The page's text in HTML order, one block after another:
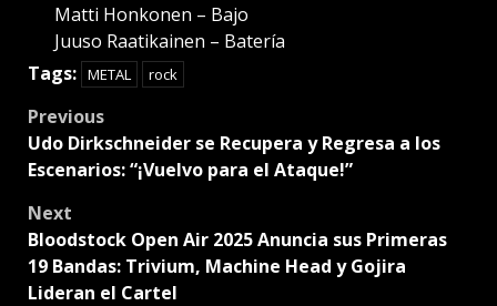
Matti Honkonen – Bajo
Juuso Raatikainen – Batería
Tags: METAL rock
Post
navigation
Previous
Udo Dirkschneider se Recupera y Regresa a los
Escenarios: “¡Vuelvo para el Ataque!”
Next
Bloodstock Open Air 2025 Anuncia sus Primeras
19 Bandas: Trivium, Machine Head y Gojira
Lideran el Cartel